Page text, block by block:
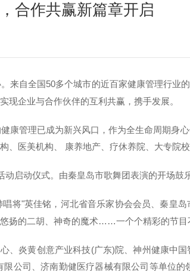
合作共赢新篇章开启
自全国50多个城市的近百家健康管理行业
现企业与合作伙伴的互利共赢，携手发展。
康管理已成为新兴风口，作为全生命周期身
医美机构、 康养地产、疗休养院、大专院
启动仪式。由秦皇岛市歌舞团表演的开场鼓
将"英佳铭，河北省音乐家协会会员、秦皇
扬的二胡、神奇的魔术……一个个精彩的节目
炎黄创意产业科技(广东)院、神州健康中
公司、济南勤健医疗器械有限公司等单位